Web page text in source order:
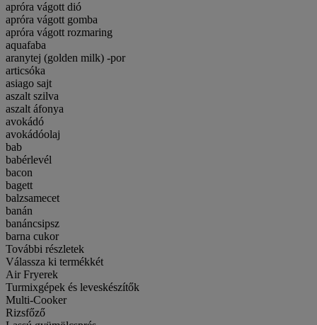
apróra vágott dió
apróra vágott gomba
apróra vágott rozmaring
aquafaba
aranytej (golden milk) -por
articsóka
asiago sajt
aszalt szilva
aszalt áfonya
avokádó
avokádóolaj
bab
babérlevél
bacon
bagett
balzsamecet
banán
banáncsipsz
barna cukor
További részletek
Válassza ki termékkét
Air Fryerek
Turmixgépek és leveskészítők
Multi-Cooker
Rizsfőző